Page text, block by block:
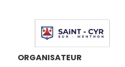
ORGANISATEUR